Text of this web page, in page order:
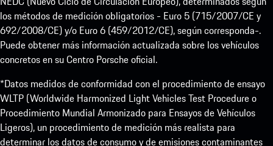
los métodos de medición obligatorios - Euro 5 (715/2007/CE y
692/2008/CE) y/o Euro 6 (459/2012/CE), según corresponda-.
Puede obtener más información actualizada sobre los vehículos
concretos en su Centro Porsche oficial.
*Datos medidos de conformidad con el procedimiento de ensayo
WLTP (Worldwide Harmonized Light Vehicles Test Procedure o
Procedimiento Mundial Armonizado para Ensayos de Vehículos
Ligeros), un procedimiento de medición más realista para
determinar los datos de consumo y de emisiones contaminantes